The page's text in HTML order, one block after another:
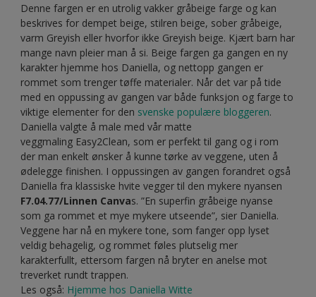
Denne fargen er en utrolig vakker gråbeige farge og kan
beskrives for dempet beige, stilren beige, sober gråbeige,
varm Greyish eller hvorfor ikke Greyish beige. Kjært barn har
mange navn pleier man å si. Beige fargen ga gangen en ny
karakter hjemme hos Daniella, og nettopp gangen er
rommet som trenger tøffe materialer. Når det var på tide
med en oppussing av gangen var både funksjon og farge to
viktige elementer for den svenske populære bloggeren.
Daniella valgte å male med vår matte
veggmaling Easy2Clean, som er perfekt til gang og i rom
der man enkelt ønsker å kunne tørke av veggene, uten å
ødelegge finishen. I oppussingen av gangen forandret også
Daniella fra klassiske hvite vegger til den mykere nyansen
F7.04.77/Linnen Canvas. ”En superfin gråbeige nyanse
som ga rommet et mye mykere utseende”, sier Daniella.
Veggene har nå en mykere tone, som fanger opp lyset
veldig behagelig, og rommet føles plutselig mer
karakterfullt, ettersom fargen nå bryter en anelse mot
treverket rundt trappen.
Les også: Hjemme hos Daniella Witte